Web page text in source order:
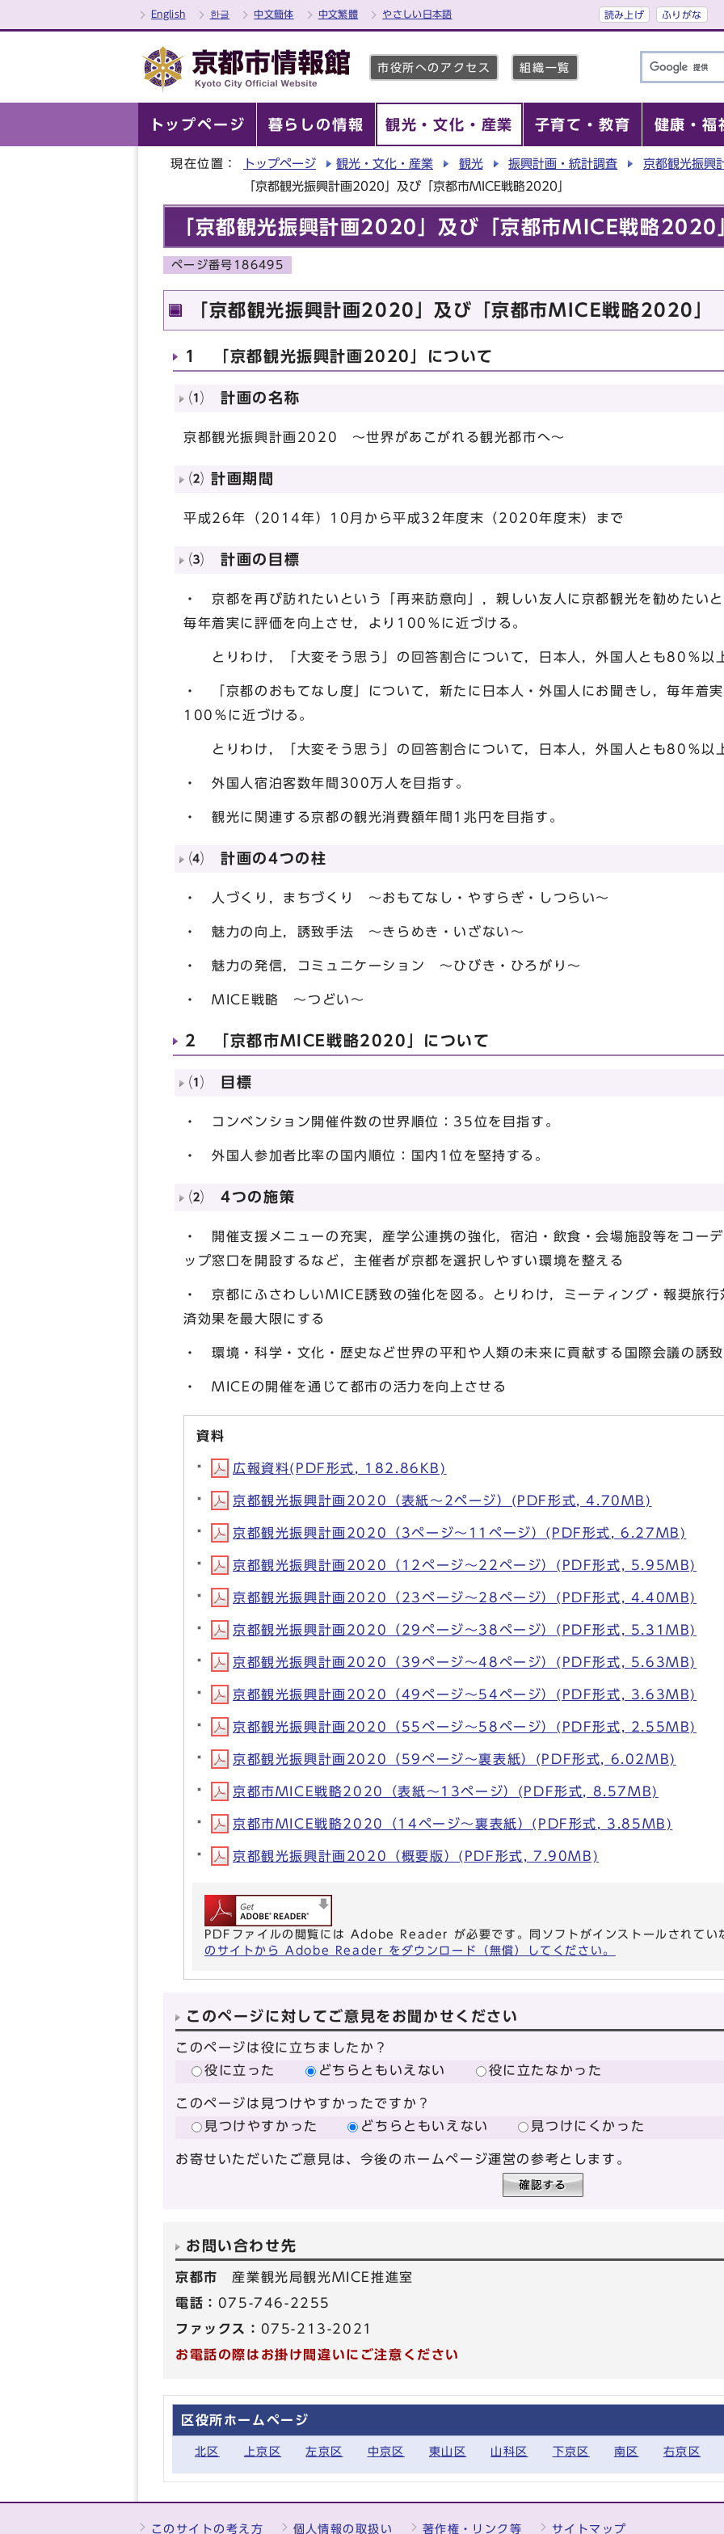
English 한글 中文簡体 中文繁體 やさしい日本語 読み上げ ふりがな
市役所へのアクセス 組織一覧
トップページ 暮らしの情報 観光・文化・産業 子育て・教育 健康・福
現在位置： トップページ 観光・文化・産業 観光 振興計画・統計調査
京都観光振興
「京都観光振興計画2020」及び「京都市MICE戦略2020」
「京都観光振興計画2020」及び「京都市MICE戦略2020
ページ番号186495
「京都観光振興計画2020」及び「京都市MICE戦略2020」
1 「京都観光振興計画2020」について
⑴ 計画の名称
京都観光振興計画2020 ～世界があこがれる観光都市へ～
⑵ 計画期間
平成26年（2014年）10月から平成32年度末（2020年度末）まで
⑶ 計画の目標
・ 京都を再び訪れたいという「再来訪意向」，親しい友人に京都観光を勧めたい
毎年着実に評価を向上させ，より100％に近づける。
とりわけ，「大変そう思う」の回答割合について，日本人，外国人とも80％以
・ 「京都のおもてなし度」について，新たに日本人・外国人にお聞きし，毎年着
100％に近づける。
とりわけ，「大変そう思う」の回答割合について，日本人，外国人とも80％以
・ 外国人宿泊客数年間300万人を目指す。
・ 観光に関連する京都の観光消費額年間1兆円を目指す。
⑷ 計画の4つの柱
・ 人づくり，まちづくり ～おもてなし・やすらぎ・しつらい～
・ 魅力の向上，誘致手法 ～きらめき・いざない～
・ 魅力の発信，コミュニケーション ～ひびき・ひろがり～
・ MICE戦略 ～つどい～
2 「京都市MICE戦略2020」について
⑴ 目標
・ コンベンション開催件数の世界順位：35位を目指す。
・ 外国人参加者比率の国内順位：国内1位を堅持する。
⑵ 4つの施策
・ 開催支援メニューの充実，産学公連携の強化，宿泊・飲食・会場施設等をコー
ップ窓口を開設するなど，主催者が京都を選択しやすい環境を整える
・ 京都にふさわしいMICE誘致の強化を図る。とりわけ，ミーティング・報奨旅
済効果を最大限にする
・ 環境・科学・文化・歴史など世界の平和や人類の未来に貢献する国際会議の誘致
・ MICEの開催を通じて都市の活力を向上させる
資料
広報資料(PDF形式, 182.86KB)
京都観光振興計画2020（表紙～2ページ）(PDF形式, 4.70MB)
京都観光振興計画2020（3ページ～11ページ）(PDF形式, 6.27MB)
京都観光振興計画2020（12ページ～22ページ）(PDF形式, 5.95MB)
京都観光振興計画2020（23ページ～28ページ）(PDF形式, 4.40MB)
京都観光振興計画2020（29ページ～38ページ）(PDF形式, 5.31MB)
京都観光振興計画2020（39ページ～48ページ）(PDF形式, 5.63MB)
京都観光振興計画2020（49ページ～54ページ）(PDF形式, 3.63MB)
京都観光振興計画2020（55ページ～58ページ）(PDF形式, 2.55MB)
京都観光振興計画2020（59ページ～裏表紙）(PDF形式, 6.02MB)
京都市MICE戦略2020（表紙～13ページ）(PDF形式, 8.57MB)
京都市MICE戦略2020（14ページ～裏表紙）(PDF形式, 3.85MB)
京都観光振興計画2020（概要版）(PDF形式, 7.90MB)
PDFファイルの閲覧には Adobe Reader が必要です。同ソフトがインストールされてい
のサイトから Adobe Reader をダウンロード（無償）してください。
このページに対してご意見をお聞かせください
このページは役に立ちましたか？
役に立った
どちらともいえない 役に立たなかった
このページは見つけやすかったですか？
見つけやすかった
どちらともいえない 見つけにくかった
お寄せいただいたご意見は、今後のホームページ運営の参考とします。
お問い合わせ先
京都市 産業観光局観光MICE推進室
電話： 075-746-2255
ファックス： 075-213-2021
お電話の際はお掛け間違いにご注意ください
区役所ホームページ
北区 上京区 左京区 中京区 東山区 山科区 下京区 南区 右京区
このサイトの考え方 個人情報の取扱い 著作権・リンク等 サイトマップ